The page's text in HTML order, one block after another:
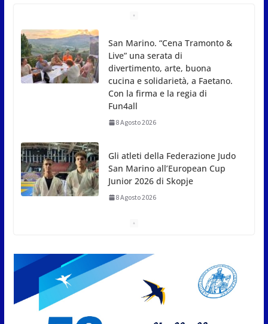
Gli atleti della Federazione Judo
San Marino all’European Cup
Junior 2026 di Skopje
8 Agosto 2026
L’arte perde uno dei suoi maestri: si è spento a 91
8 Agosto 2026
A Oltremare 2.0 a Riccione in migliaia per
incontrare i DinsiemE
Femminile: quattro Primavera
aggregate alla Prima Squadra
8 Agosto 2026